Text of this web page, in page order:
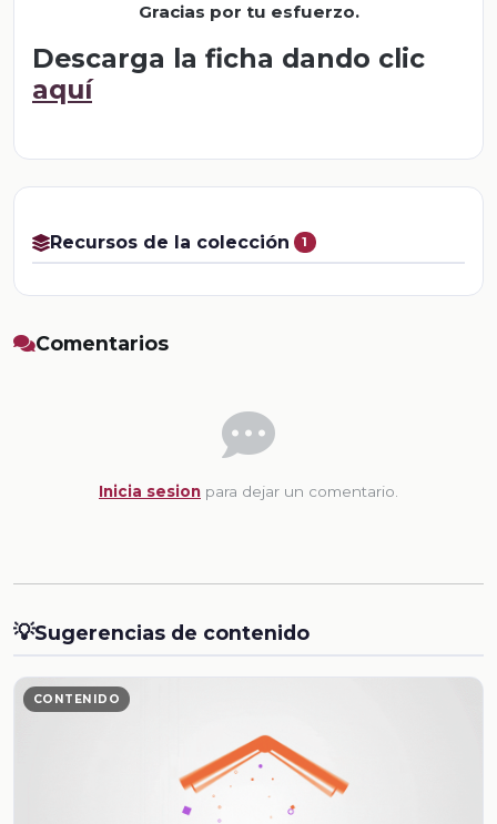
Gracias por tu esfuerzo.
Descarga la ficha dando clic
aquí
Recursos de la colección 1
Comentarios
Inicia sesion para dejar un comentario.
💡Sugerencias de contenido
CONTENIDO